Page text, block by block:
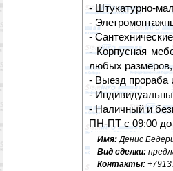
- Штукатурно-
-
-
- Корпусная
любых
- Выезд прораба
-
- Наличный и
ПН-ПТ с 09:00 до
Имя:Денис
Вид сделки:
Контакты: